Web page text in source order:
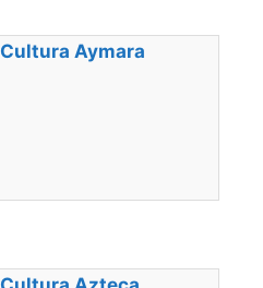
Cultura Aymara